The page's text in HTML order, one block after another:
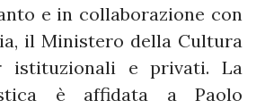
e in collaborazione con
il Ministero della Cultura
istituzionali e privati. La
è affidata a Paolo